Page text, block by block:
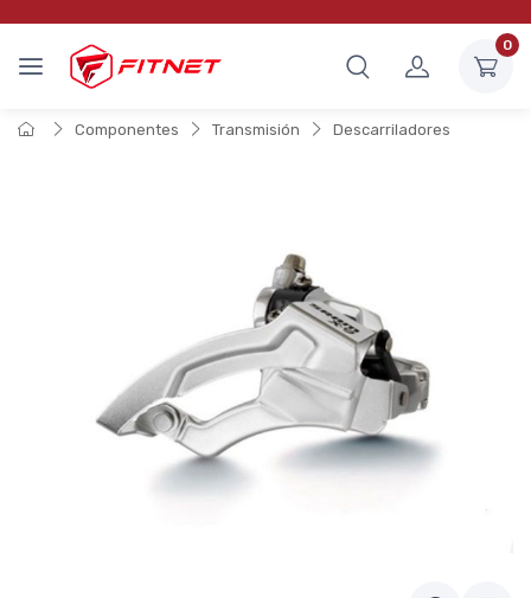
0
Componentes Transmisión Descarriladores